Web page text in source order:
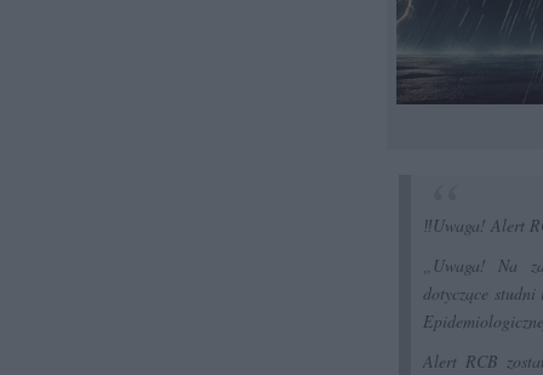
‼️Uwaga! Alert
„Uwaga! Na
dotyczące
Alert RCB